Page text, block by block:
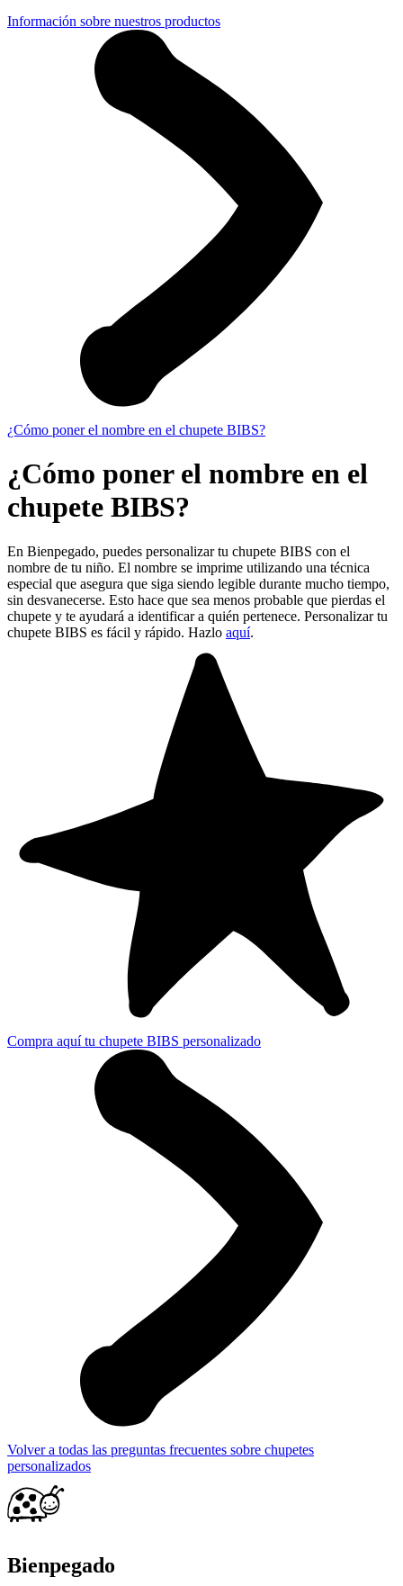
Información sobre nuestros productos
¿Cómo poner el nombre en el chupete BIBS?
¿Cómo poner el nombre en el
chupete BIBS?
En Bienpegado, puedes personalizar tu chupete BIBS con el
nombre de tu niño. El nombre se imprime utilizando una técnica
especial que asegura que siga siendo legible durante mucho tiempo,
sin desvanecerse. Esto hace que sea menos probable que pierdas el
chupete y te ayudará a identificar a quién pertenece. Personalizar tu
chupete BIBS es fácil y rápido. Hazlo aquí.
Compra aquí tu chupete BIBS personalizado
Volver a todas las preguntas frecuentes sobre chupetes
personalizados
Bienpegado